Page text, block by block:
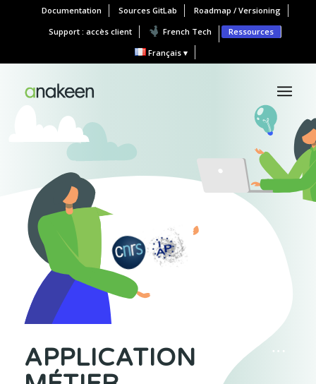
Documentation Sources GitLab
Roadmap / Versioning
Support : accès client
French Tech
Ressources
Français
APPLICATION